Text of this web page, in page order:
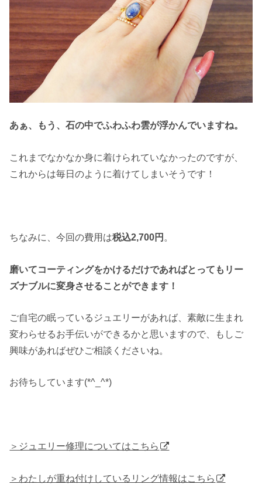
あぁ、もう、石の中でふわふわ雲が浮かんでいますね。
これまでなかなか身に着けられていなかったのですが、
これからは毎日のように着けてしまいそうです！
ちなみに、今回の費用は税込2,700円 。
磨いてコーティングをかけるだけであればとってもリー
ズナブルに変身させることができます！
ご自宅の眠っているジュエリーがあれば、素敵に生まれ
変わらせるお手伝いができるかと思いますので、もしご
興味があればぜひご相談くださいね。
お待ちしています(*^_^*)
＞ジュエリー修理についてはこちら
＞わたしが重ね付けしているリング情報はこちら